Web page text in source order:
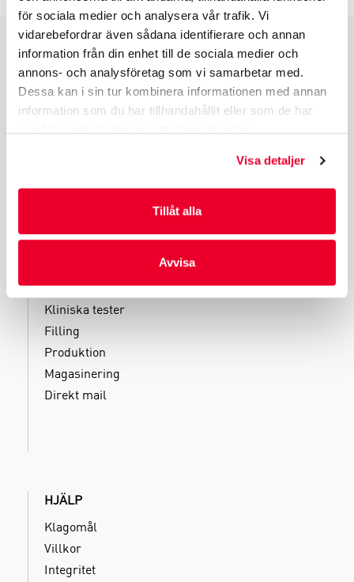
för sociala medier och analysera vår trafik. Vi
vidarebefordrar även sådana identifierare och annan
information från din enhet till de sociala medier och
annons- och analysföretag som vi samarbetar med.
Dessa kan i sin tur kombinera informationen med annan
information som du har tillhandahållit eller som de har
Visa detaljer
Tillåt alla
Avvisa
PRODUKTGRUPPER
INDUSTRIFÖRPACKNINGAR
REKLAMFÖRPACKNINGAR
LAMINERADE FÖRPACKNINGAR
KUVERT OCH POSTFÖRPACKNINGAR
TJÄNSTER
Kliniska tester
Filling
Produktion
Magasinering
Direkt mail
HJÄLP
Klagomål
Villkor
Integritet